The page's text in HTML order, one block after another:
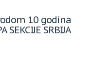
10 godina
SRBIJA